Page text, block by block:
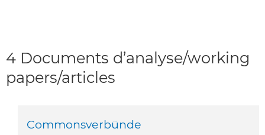
4 Documents d’analyse/working
papers/articles
Commonsverbünde